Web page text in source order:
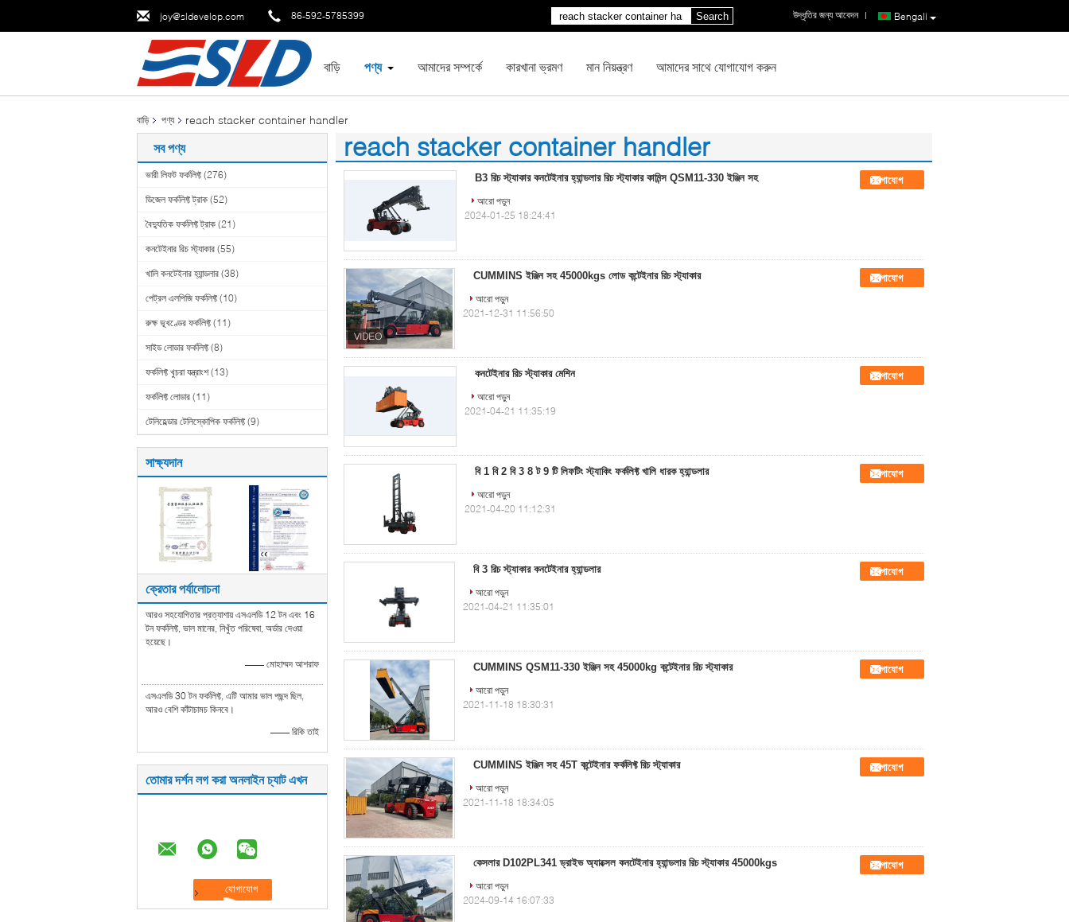
joy@sldevelop.com 86-592-5785399 Bengali
উদ্ধৃতির জন্য আবেদন |
Search
বাড়ি পণ্য আমাদের সম্পর্কে কারখানা ভ্রমণ মান নিয়ন্ত্রণ আমাদের সাথে যোগাযোগ করুন
বাড়ি পণ্য reach stacker container handler
সব পণ্য
ভারী লিফট ফর্কলিফ্ট (276)
ডিজেল ফর্কলিফ্ট ট্রাক (52)
বৈদ্যুতিক ফর্কলিফ্ট ট্রাক (21)
কনটেইনার রিচ স্ট্যাকার (55)
খালি কনটেইনার হ্যান্ডলার (38)
পেট্রল এলপিজি ফর্কলিফ্ট (10)
রুক্ষ ভূখণ্ডের ফর্কলিফ্ট (11)
সাইড লোডার ফর্কলিফ্ট (8)
ফর্কলিফ্ট খুচরা যন্ত্রাংশ (13)
ফর্কলিফ্ট লোডার (11)
টেলিহেল্ডার টেলিস্কোপিক ফর্কলিফ্ট (9)
সাক্ষ্যদান
ক্রেতার পর্যালোচনা
আরও সহযোগিতার প্রত্যাশায় এসএলডি 12 টন এবং 16
টন ফর্কলিফ্ট, ভাল মানের, নিখুঁত পরিষেবা, অর্ডার দেওয়া
হয়েছে।
—— মোহাম্মদ আশরাফ
এসএলডি 30 টন ফর্কলিফ্ট, এটি আমার ভাল পছন্দ ছিল,
আরও বেশি কাঁটাচামচ কিনবে।
—— রিকি তাই
তোমার দর্শন লগ করা অনলাইন চ্যাট এখন
reach stacker container handler
(30) B3 রিচ স্ট্যাকার কনটেইনার হ্যান্ডলার রিচ স্ট্যাকার কামিন্স QSM11-330 ইঞ্জিন সহ
যোগাযোগ
আরো পড়ুন
2024-01-25 18:24:41
CUMMINS ইঞ্জিন সহ 45000kgs লোড কন্টেইনার রিচ স্ট্যাকার
যোগাযোগ
আরো পড়ুন
2021-12-31 11:56:50
কনটেইনার রিচ স্ট্যাকার মেশিন
যোগাযোগ
আরো পড়ুন
2021-04-21 11:35:19
বি 1 বি 2 বি 3 8 ট 9 টি লিফটিং স্ট্যাকিং ফর্কলিফ্ট খালি ধারক হ্যান্ডলার
যোগাযোগ
আরো পড়ুন
2021-04-20 11:12:31
বি 3 রিচ স্ট্যাকার কনটেইনার হ্যান্ডলার
যোগাযোগ
আরো পড়ুন
2021-04-21 11:35:01
CUMMINS QSM11-330 ইঞ্জিন সহ 45000kg কন্টেইনার রিচ স্ট্যাকার
যোগাযোগ
আরো পড়ুন
2021-11-18 18:30:31
CUMMINS ইঞ্জিন সহ 45T কন্টেইনার ফর্কলিফ্ট রিচ স্ট্যাকার
যোগাযোগ
আরো পড়ুন
2021-11-18 18:34:05
কেসলার D102PL341 ড্রাইভ অ্যাক্সেল কনটেইনার হ্যান্ডলার রিচ স্ট্যাকার 45000kgs
যোগাযোগ
আরো পড়ুন
2024-09-14 16:07:33